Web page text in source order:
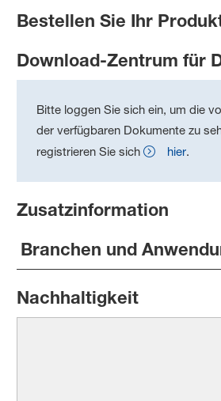
Bestellen Sie Ihr
Download-Zentrum für
Bitte loggen Sie sich ein, um die
der verfügbaren Dokumente zu
registrieren Sie sich
hier.
Zusatzinformation
Branchen und
Nachhaltigkeit